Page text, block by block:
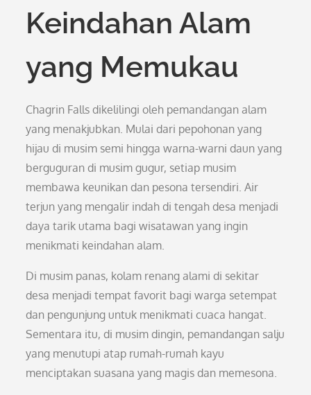
Keindahan Alam
yang Memukau
Chagrin Falls dikelilingi oleh pemandangan alam
yang menakjubkan. Mulai dari pepohonan yang
hijau di musim semi hingga warna-warni daun yang
berguguran di musim gugur, setiap musim
membawa keunikan dan pesona tersendiri. Air
terjun yang mengalir indah di tengah desa menjadi
daya tarik utama bagi wisatawan yang ingin
menikmati keindahan alam.
Di musim panas, kolam renang alami di sekitar
desa menjadi tempat favorit bagi warga setempat
dan pengunjung untuk menikmati cuaca hangat.
Sementara itu, di musim dingin, pemandangan salju
yang menutupi atap rumah-rumah kayu
menciptakan suasana yang magis dan memesona.